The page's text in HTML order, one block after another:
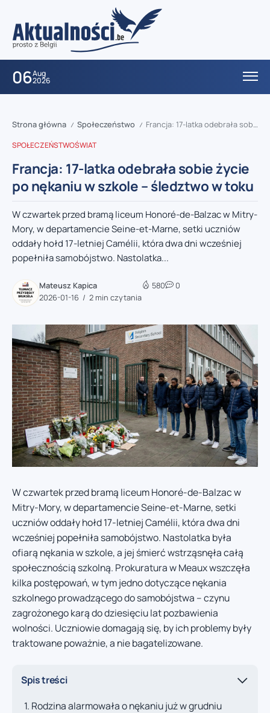
06Aug
2026
Strona główna / Społeczeństwo / Francja: 17-latka odebrała sobie życie po nękaniu w szkole – śledztwo w toku
SPOŁECZEŃSTWOŚWIAT
Francja: 17-latka odebrała sobie życie
po nękaniu w szkole – śledztwo w toku
W czwartek przed bramą liceum Honoré-de-Balzac w Mitry-
Mory, w departamencie Seine-et-Marne, setki uczniów
oddały hołd 17-letniej Camélii, która dwa dni wcześniej
popełniła samobójstwo. Nastolatka...
Mateusz Kapica
2026-01-16
2 min czytania
580 0
W czwartek przed bramą liceum Honoré-de-Balzac w
Mitry-Mory, w departamencie Seine-et-Marne, setki
uczniów oddały hołd 17-letniej Camélii, która dwa dni
wcześniej popełniła samobójstwo. Nastolatka była
ofiarą nękania w szkole, a jej śmierć wstrząsnęła całą
społecznością szkolną. Prokuratura w Meaux wszczęła
kilka postępowań, w tym jedno dotyczące nękania
szkolnego prowadzącego do samobójstwa – czynu
zagrożonego karą do dziesięciu lat pozbawienia
wolności. Uczniowie domagają się, by ich problemy były
traktowane poważnie, a nie bagatelizowane.
Spis treści
Rodzina alarmowała o nękaniu już w grudniu